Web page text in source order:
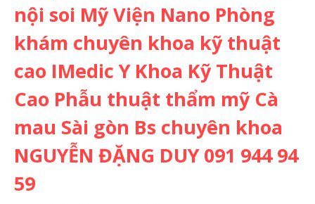
nội soi Mỹ Viện Nano Phòng
khám chuyên khoa kỹ thuật
cao IMedic Y Khoa Kỹ Thuật
Cao Phẫu thuật thẩm mỹ Cà
mau Sài gòn Bs chuyên khoa
NGUYỄN ĐẶNG DUY 091 944 94
59